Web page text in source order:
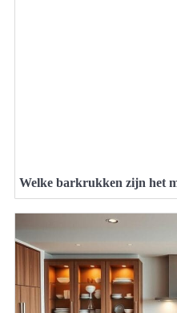
Welke barkrukken zijn het